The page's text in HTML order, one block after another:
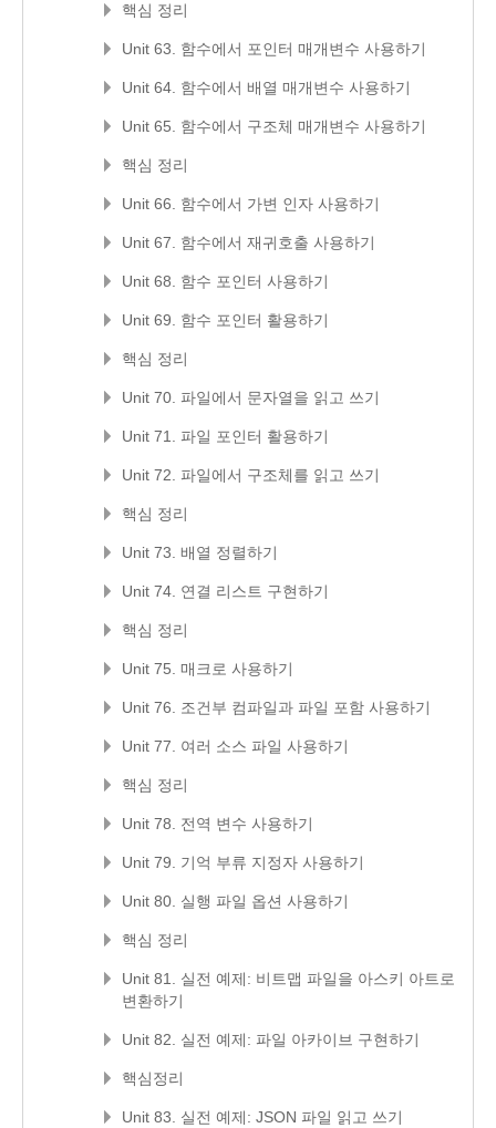
핵심 정리
Unit 63. 함수에서 포인터 매개변수 사용하기
Unit 64. 함수에서 배열 매개변수 사용하기
Unit 65. 함수에서 구조체 매개변수 사용하기
핵심 정리
Unit 66. 함수에서 가변 인자 사용하기
Unit 67. 함수에서 재귀호출 사용하기
Unit 68. 함수 포인터 사용하기
Unit 69. 함수 포인터 활용하기
핵심 정리
Unit 70. 파일에서 문자열을 읽고 쓰기
Unit 71. 파일 포인터 활용하기
Unit 72. 파일에서 구조체를 읽고 쓰기
핵심 정리
Unit 73. 배열 정렬하기
Unit 74. 연결 리스트 구현하기
핵심 정리
Unit 75. 매크로 사용하기
Unit 76. 조건부 컴파일과 파일 포함 사용하기
Unit 77. 여러 소스 파일 사용하기
핵심 정리
Unit 78. 전역 변수 사용하기
Unit 79. 기억 부류 지정자 사용하기
Unit 80. 실행 파일 옵션 사용하기
핵심 정리
Unit 81. 실전 예제: 비트맵 파일을 아스키 아트로
변환하기
Unit 82. 실전 예제: 파일 아카이브 구현하기
핵심정리
Unit 83. 실전 예제: JSON 파일 읽고 쓰기